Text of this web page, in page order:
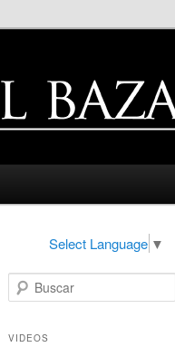
Select Language ▼
u
c
VIDEOS